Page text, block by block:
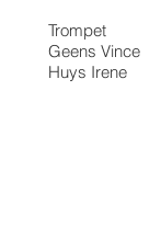
Trompet
Geens Vince
Huys Irene